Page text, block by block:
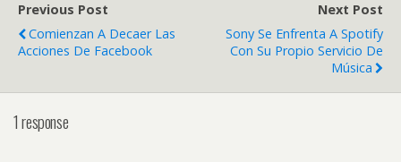
Previous Post
Comienzan A Decaer Las
Acciones De Facebook
Next Post
Sony Se Enfrenta A Spotify
Con Su Propio Servicio De
Música
1 response